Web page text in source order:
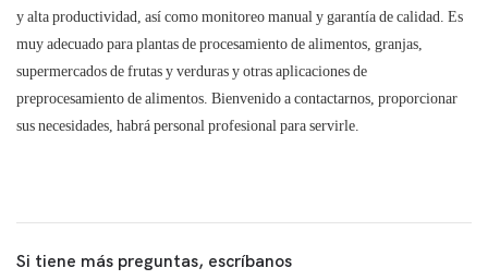
y alta productividad, así como monitoreo manual y garantía de calidad. Es
muy adecuado para plantas de procesamiento de alimentos, granjas,
supermercados de frutas y verduras y otras aplicaciones de
preprocesamiento de alimentos. Bienvenido a contactarnos, proporcionar
sus necesidades, habrá personal profesional para servirle.
Si tiene más preguntas, escríbanos